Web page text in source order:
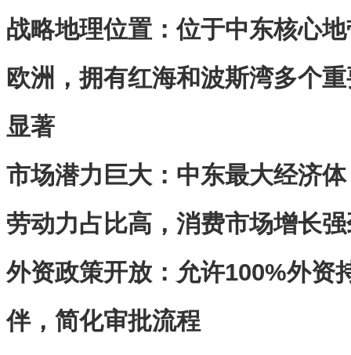
战略地理位置‌：位于中东核心
欧洲，拥有红海和波斯湾多个
显著
市场潜力巨大‌：中东最大经济
劳动力占比高，消费市场增长
外资政策开放‌：允许100%外资
伴，简化审批流程